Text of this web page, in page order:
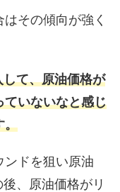
その傾向が強く
て、原油価格が
ていないなと感じ
。
ンドを狙い原油
、原油価格がリ